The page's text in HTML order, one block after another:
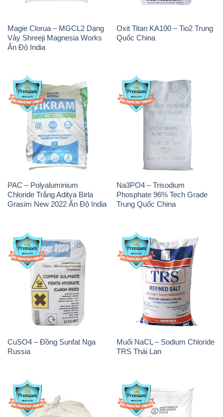
Magie Clorua – MGCL2 Dạng
Vảy Shreeji Magnesia Works
Ấn Độ India
Oxit Titan KA100 – Tio2 Trung
Quốc China
PAC – Polyaluminium
Chloride Trắng Aditya Birla
Grasim New 2022 Ấn Độ India
Na3PO4 – Trisodium
Phosphate 96% Tech Grade
Trung Quốc China
CuSO4 – Đồng Sunfat Nga
Russia
Muối NaCL – Sodium Chloride
TRS Thái Lan